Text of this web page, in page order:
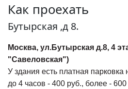
Как проехать
Бутырская ,д 8.
Москва, ул.Бутырская д.8, 4
"Савеловская")
У здания есть платная
до 4 часов - 400 руб., более - 600